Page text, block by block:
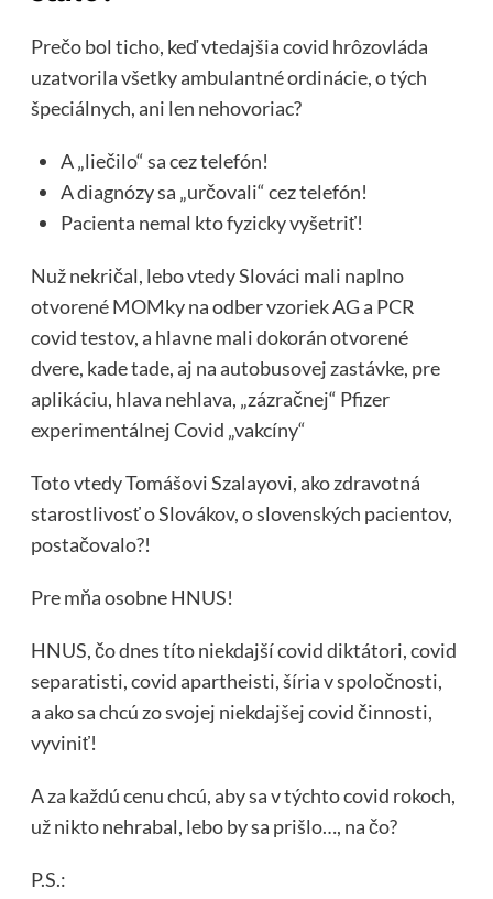
Prečo bol ticho, keď vtedajšia covid hrôzovláda
uzatvorila všetky ambulantné ordinácie, o tých
špeciálnych, ani len nehovoriac?
A „liečilo“ sa cez telefón!
A diagnózy sa „určovali“ cez telefón!
Pacienta nemal kto fyzicky vyšetriť!
Nuž nekričal, lebo vtedy Slováci mali naplno
otvorené MOMky na odber vzoriek AG a PCR
covid testov, a hlavne mali dokorán otvorené
dvere, kade tade, aj na autobusovej zastávke, pre
aplikáciu, hlava nehlava, „zázračnej“ Pfizer
experimentálnej Covid „vakcíny“
Toto vtedy Tomášovi Szalayovi, ako zdravotná
starostlivosť o Slovákov, o slovenských pacientov,
postačovalo?!
Pre mňa osobne HNUS!
HNUS, čo dnes títo niekdajší covid diktátori, covid
separatisti, covid apartheisti, šíria v spoločnosti,
a ako sa chcú zo svojej niekdajšej covid činnosti,
vyviniť!
A za každú cenu chcú, aby sa v týchto covid rokoch,
už nikto nehrabal, lebo by sa prišlo…, na čo?
P.S.: